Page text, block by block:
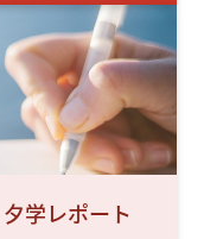
夕学レポート